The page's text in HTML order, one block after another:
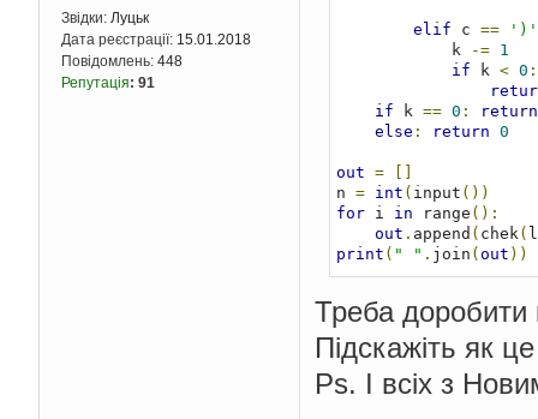
Звідки: Луцьк
Дата реєстрації: 15.01.2018
Повідомлень: 448
Репутація: 91
elif c ==
')'
            k
-=
1
if k < 0 :
if k == 0 :
return
else : return 0
out =
n = int ( input ())
for i in range ():
out . append ( chek(
print ( " " . join ( out ))
Треба доробити
Підскажіть як
Ps. І всіх з